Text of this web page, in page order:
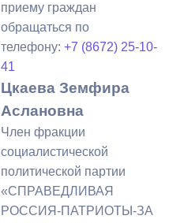
приему граждан
обращаться по
телефону: +7 (8672) 25-10-
41
Цкаева Земфира
Аслановна
Член фракции
социалистической
политической партии
«СПРАВЕДЛИВАЯ
РОССИЯ-ПАТРИОТЫ-ЗА